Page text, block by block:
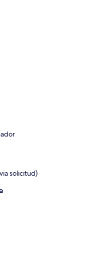
solicitud)